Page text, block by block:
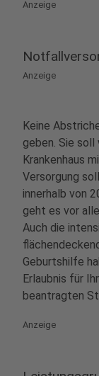
Anzeige
Anzeige
Keine
geben. Sie soll
Krankenhaus
Versorgung
innerhalb von
geht es vor
Auch die
Geburtshilfe
Erlaubnis für
beantragten
Anzeige